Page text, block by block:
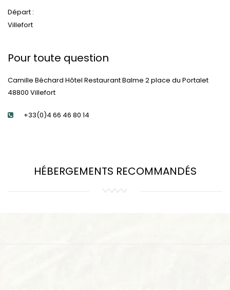
Départ :
Villefort
Pour toute question
Camille Béchard Hôtel Restaurant Balme 2 place du Portalet
48800 Villefort
+33(0)4 66 46 80 14
HÉBERGEMENTS RECOMMANDÉS